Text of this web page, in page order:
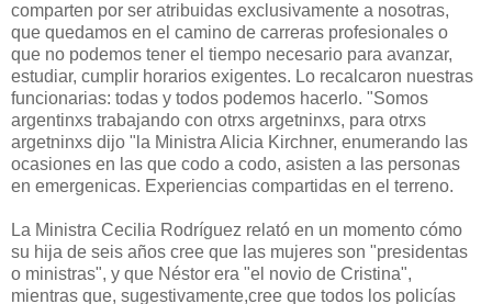
comparten por ser atribuidas exclusivamente a nosotras,
que quedamos en el camino de carreras profesionales o
que no podemos tener el tiempo necesario para avanzar,
estudiar, cumplir horarios exigentes. Lo recalcaron nuestras
funcionarias: todas y todos podemos hacerlo. "Somos
argentinxs trabajando con otrxs argetninxs, para otrxs
argetninxs dijo "la Ministra Alicia Kirchner, enumerando las
ocasiones en las que codo a codo, asisten a las personas
en emergenicas. Experiencias compartidas en el terreno.
La Ministra Cecilia Rodríguez relató en un momento cómo
su hija de seis años cree que las mujeres son "presidentas
o ministras", y que Néstor era "el novio de Cristina",
mientras que, sugestivamente,cree que todos los policías